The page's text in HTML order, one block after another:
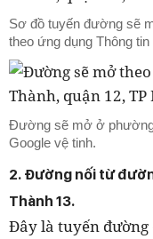
Sơ đồ tuyến đường sẽ
theo ứng dụng Thông
Đường sẽ mở ở phường
Google vệ tinh.
2. Đường nối từ
Thành 13.
Đây là tuyến